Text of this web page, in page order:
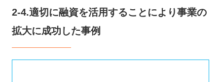
2-4.適切に融資を活用することにより事業の
拡大に成功した事例